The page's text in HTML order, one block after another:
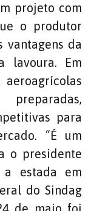
projeto com
o produtor
vantagens da
lavoura. Em
para
“É um
o presidente
a estada em
do Sindag